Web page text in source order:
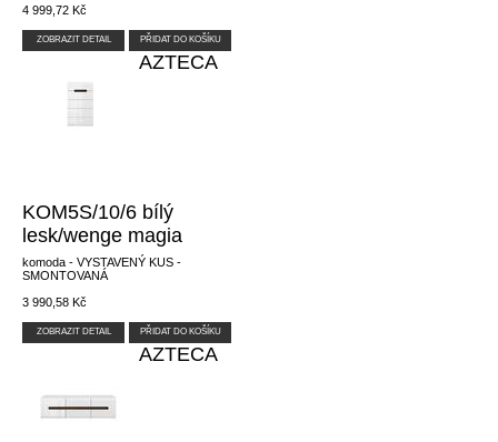
4 999,72 Kč
ZOBRAZIT DETAIL PŘIDAT DO KOŠÍKU
AZTECA
KOM5S/10/6 bílý
lesk/wenge magia
komoda - VYSTAVENÝ KUS -
SMONTOVANÁ
3 990,58 Kč
ZOBRAZIT DETAIL PŘIDAT DO KOŠÍKU
AZTECA